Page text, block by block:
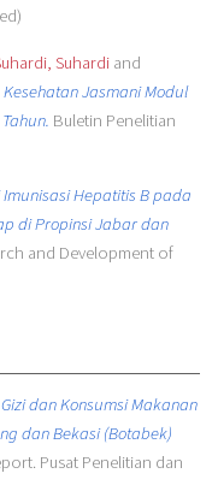
Suhardiand
Jasmani Modul
Buletin Penelitian
Hepatitis B pada
di Propinsi Jabar dan
and Development of
dan Konsumsi Makanan
dan Bekasi (Botabek)
Pusat Penelitian dan